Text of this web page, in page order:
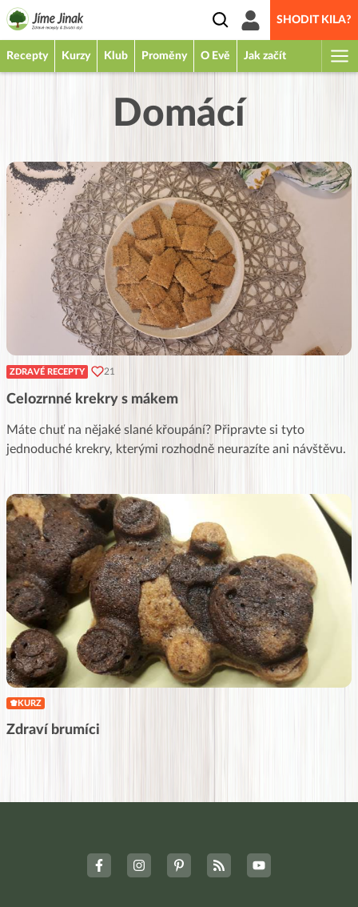
SHODIT KILA?
Recepty Kurzy Klub Proměny O Evě Jak začít
Domácí
ZDRAVÉ RECEPTY 21
Celozrnné krekry s mákem
Máte chuť na nějaké slané křoupání? Připravte si tyto
jednoduché krekry, kterými rozhodně neurazíte ani návštěvu.
KURZ
Zdraví brumíci